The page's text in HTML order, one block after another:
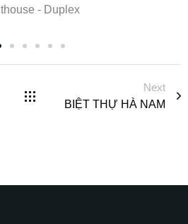
- Duplex
Next
BIỆT THỰ HÀ NAM